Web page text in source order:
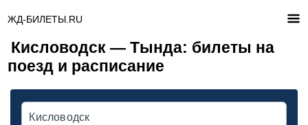
ЖД-БИЛЕТЫ.RU
Кисловодск — Тында: билеты на
поезд и расписание